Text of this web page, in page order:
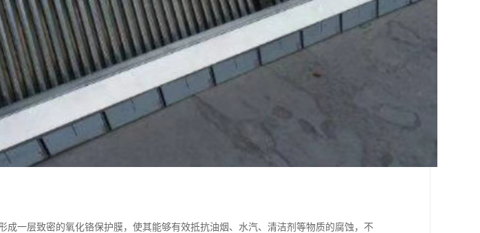
成一层致密的氧化铬保护膜，使其能够有效抵抗油烟、水汽、清洁剂等物质的腐蚀，不